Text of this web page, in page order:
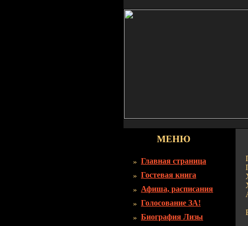
МЕНЮ
Главная страница
Гостевая книга
Афиша, расписания
Голосование ЗА!
Биография Лизы